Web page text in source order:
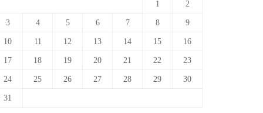
1 2
3 4 5 6 7 8 9
10 11 12 13 14 15 16
17 18 19 20 21 22 23
24 25 26 27 28 29 30
31